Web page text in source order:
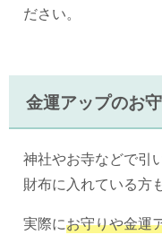
ださい。
金運アップのお
神社やお寺などで引
財布に入れている方
実際にお守りや金運